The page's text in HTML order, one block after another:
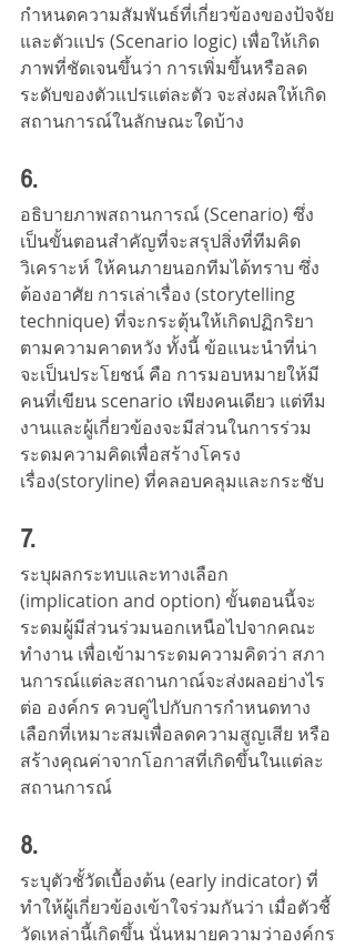
กำหนดความสัมพันธ์ที่เกี่ยวข้องของป้จจัย
และตัวแปร (Scenario logic) เพื่อให้เกิด
ภาพที่ชัดเจนขึ้นว่า การเพิ่มขึ้นหรือลด
ระดับของตัวแปรแต่ละตัว จะส่งผลให้เกิด
สถานการณ์ในลักษณะใดบ้าง
6.
อธิบายภาพสถานการณ์ (Scenario) ซึ่ง
เป็นขั้นตอนสำคัญที่จะสรุปสิ่งที่ทีมคิด
วิเคราะห์ ให้คนภายนอกทีมได้ทราบ ซึ่ง
ต้องอาศัย การเล่าเรื่อง (storytelling
technique) ที่จะกระตุ้นให้เกิดปฏิกริยา
ตามความคาดหวัง ทั้งนี้ ข้อแนะนำที่น่า
จะเป็นประโยชน์ คือ การมอบหมายให้มี
คนที่เขียน scenario เพียงคนเดียว แต่ทีม
งานและผู้เกี่ยวข้องจะมีส่วนในการร่วม
ระดมความคิดเพื่อสร้างโครง
เรื่อง(storyline) ที่คลอบคลุมและกระชับ
7.
ระบุผลกระทบและทางเลือก
(implication and option) ขั้นตอนนี้จะ
ระดมผู้มีส่วนร่วมนอกเหนือไปจากคณะ
ทำงาน เพื่อเข้ามาระดมความคิดว่า สภา
นการณ์แต่ละสถานกาณ์จะส่งผลอย่างไร
ต่อ องค์กร ควบคู่ไปกับการกำหนดทาง
เลือกที่เหมาะสมเพื่อลดความสูญเสีย หรือ
สร้างคุณค่าจากโอกาสที่เกิดขึ้นในแต่ละ
สถานการณ์
8.
ระบุตัวชั้วัดเบื้องต้น (early indicator) ที่
ทำให้ผู้เกี่ยวข้องเข้าใจร่วมกันว่า เมื่อตัวชี้
วัดเหล่านี้เกิดขึ้น นั่นหมายความว่าองค์กร